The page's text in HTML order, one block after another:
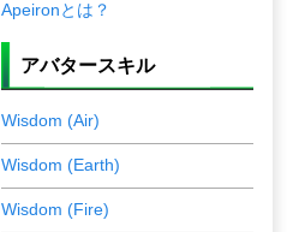
Apeironとは？
アバタースキル
Wisdom (Air)
Wisdom (Earth)
Wisdom (Fire)